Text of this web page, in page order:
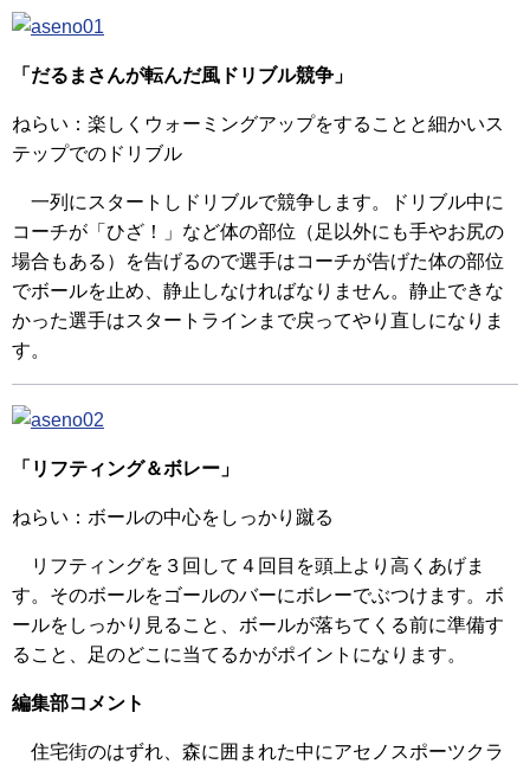
「だるまさんが転んだ風ドリブル競争」
ねらい：楽しくウォーミングアップをすることと細かいス
テップでのドリブル
一列にスタートしドリブルで競争します。ドリブル中に
コーチが「ひざ！」など体の部位（足以外にも手やお尻の
場合もある）を告げるので選手はコーチが告げた体の部位
でボールを止め、静止しなければなりません。静止できな
かった選手はスタートラインまで戻ってやり直しになりま
す。
「リフティング＆ボレー」
ねらい：ボールの中心をしっかり蹴る
リフティングを３回して４回目を頭上より高くあげま
す。そのボールをゴールのバーにボレーでぶつけます。ボ
ールをしっかり見ること、ボールが落ちてくる前に準備す
ること、足のどこに当てるかがポイントになります。
編集部コメント
住宅街のはずれ、森に囲まれた中にアセノスポーツクラ